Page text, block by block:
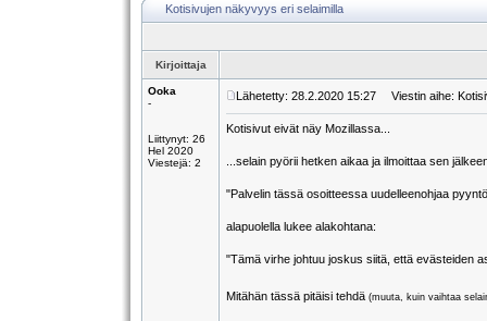
Kotisivujen näkyvyys eri selaimilla
Kirjoittaja
Ooka
-
Liittynyt: 26
Hel 2020
Viestejä: 2
Lähetetty: 28.2.2020 15:27 Viestin aihe:
Kotisivut eivät näy Mozillassa...
...selain pyörii hetken aikaa ja ilmoittaa sen
"Palvelin tässä osoitteessa uudelleenohjaa
alapuolella lukee alakohtana:
"Tämä virhe johtuu joskus siitä, että evästeiden
Mitähän tässä pitäisi tehdä (muuta, kuin vaihtaa